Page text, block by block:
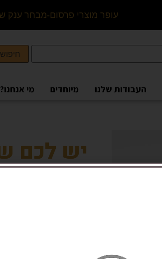
עופר מוצרי פרסום-מבחר ענק ש
חיפוש
העבודות שלנו מיוחדים מי אנחנו?
יש לכם
לכל שאלה